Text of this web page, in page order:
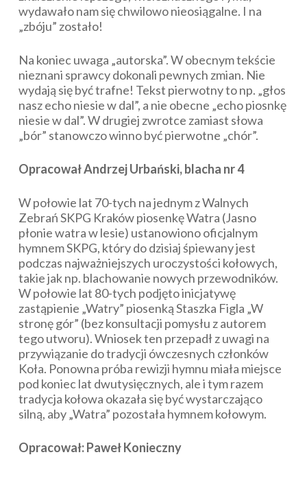
wydawało nam się chwilowo nieosiągalne. I na
„zbóju” zostało!
Na koniec uwaga „autorska”. W obecnym tekście
nieznani sprawcy dokonali pewnych zmian. Nie
wydają się być trafne! Tekst pierwotny to np. „głos
nasz echo niesie w dal”, a nie obecne „echo piosnkę
niesie w dal”. W drugiej zwrotce zamiast słowa
„bór” stanowczo winno być pierwotne „chór”.
Opracował Andrzej Urbański, blacha nr 4
W połowie lat 70-tych na jednym z Walnych
Zebrań SKPG Kraków piosenkę Watra (Jasno
płonie watra w lesie) ustanowiono oficjalnym
hymnem SKPG, który do dzisiaj śpiewany jest
podczas najważniejszych uroczystości kołowych,
takie jak np. blachowanie nowych przewodników.
W połowie lat 80-tych podjęto inicjatywę
zastąpienie „Watry” piosenką Staszka Figla „W
stronę gór” (bez konsultacji pomysłu z autorem
tego utworu). Wniosek ten przepadł z uwagi na
przywiązanie do tradycji ówczesnych członków
Koła. Ponowna próba rewizji hymnu miała miejsce
pod koniec lat dwutysięcznych, ale i tym razem
tradycja kołowa okazała się być wystarczająco
silną, aby „Watra” pozostała hymnem kołowym.
Opracował: Paweł Konieczny